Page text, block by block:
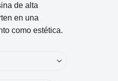
de alta
en una
como estética.